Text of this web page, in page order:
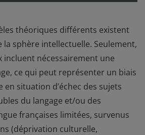
théoriques différents existent
la sphère intellectuelle. Seulement,
incluent nécessairement une
ce qui peut représenter un biais
situation d’échec des sujets
du langage et/ou des
françaises limitées, survenus
(déprivation culturelle,